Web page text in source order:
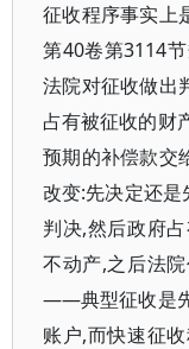
征收程序事实上
第40卷第3114
法院对征收做出
占有被征收的财
预期的补偿款交
改变:先决定还
判决,然后政府
不动产,之后法
——典型征收是
账户,而快速征